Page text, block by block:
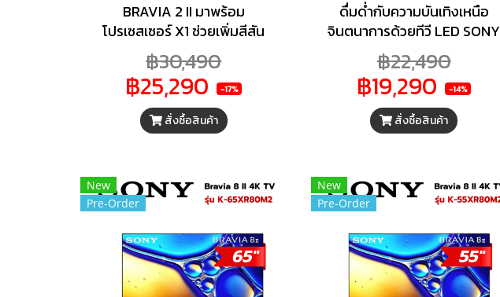
BRAVIA 2 II มาพร้อม
โปรเซสเซอร์ X1 ช่วยเพิ่มสีสัน
ความคมชัด และความคมชัด
มอบภาพที่เหนือกว่าเพื่อ
ประสบการณ์การรับชมที่สดใส
และสมจริงมากยิ่งขึ้น
฿30,490
฿25,290 -17%
สั่งซื้อสินค้า
ดื่มด่ำกับความบันเทิงเหนือ
จินตนาการด้วยทีวี LED SONY
BRAVIA 2 II สัมผัสประสบการณ์
ความคมชัดระดับ 4K อันน่าทึ่ง
ด้วยโปรเซสเซอร์ X1 และ 4K X-
Reality PRO มอบสีสันที่สดใส
และความคมชัดเหนือระดับ เหนือ
฿22,490
฿19,290 -14%
สั่งซื้อสินค้า
New
Pre-Order
New
Pre-Order